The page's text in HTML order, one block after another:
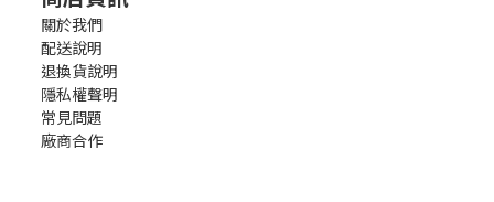
關於我們
配送說明
退換貨說明
隱私權聲明
常見問題
廠商合作